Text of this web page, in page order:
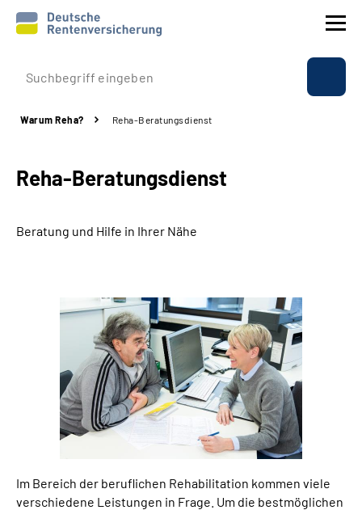
Prävention
Rente
Beratung & Kontakt
Über uns & Presse
Online-Services
Suche
Language
Inhalte in Gebärdensprache (DGS)
Warum Reha? Reha-Beratungsdienst
Reha-Beratungsdienst
Beratung und Hilfe in Ihrer Nähe
Im Bereich der beruflichen Rehabilitation kommen viele
verschiedene Leistungen in Frage. Um die bestmöglichen